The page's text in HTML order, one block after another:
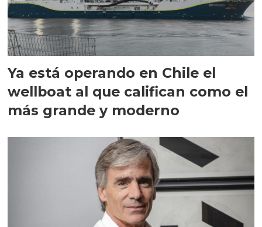
Ya está operando en Chile el
wellboat al que califican como el
más grande y moderno